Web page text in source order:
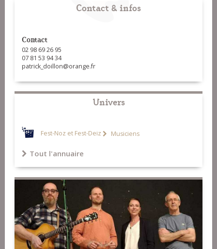
Contact & infos
Contact
02 98 69 26 95
07 81 53 94 34
patrick_doillon@orange.fr
Univers
Fest-Noz et Fest-Deiz Musiciens
Tout l'annuaire